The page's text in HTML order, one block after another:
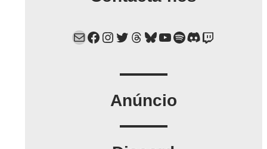
Mail Facebook Instagram Twitter Threads Bluesky YouTube Spotify Discord Twitch
Anúncio